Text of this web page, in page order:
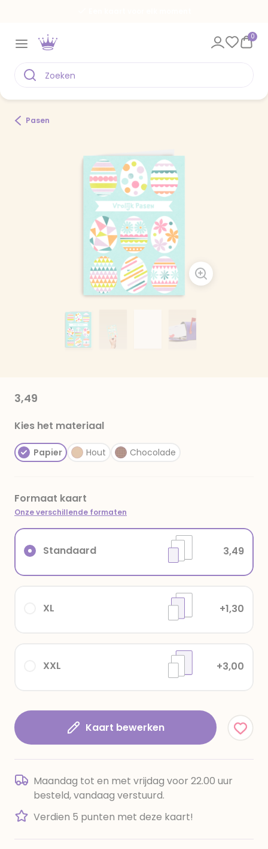
0
Pasen
3,49
Kies het materiaal
Papier Hout Chocolade
Formaat kaart
Onze verschillende formaten
XXL +3,00
XL +1,30
Standaard 3,49
Kaart bewerken
Maandag tot en met vrijdag voor 22.00 uur
besteld, vandaag verstuurd.
Verdien 5 punten met deze kaart!